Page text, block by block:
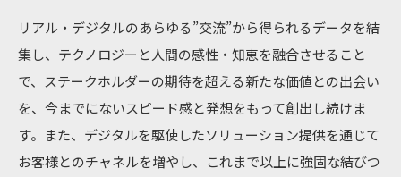
リアル・デジタルのあらゆる”交流”から得られるデータを結
集し、テクノロジーと人間の感性・知恵を融合させること
で、ステークホルダーの期待を超える新たな価値との出会い
を、今までにないスピード感と発想をもって創出し続けま
す。また、デジタルを駆使したソリューション提供を通じて
お客様とのチャネルを増やし、これまで以上に強固な結びつ